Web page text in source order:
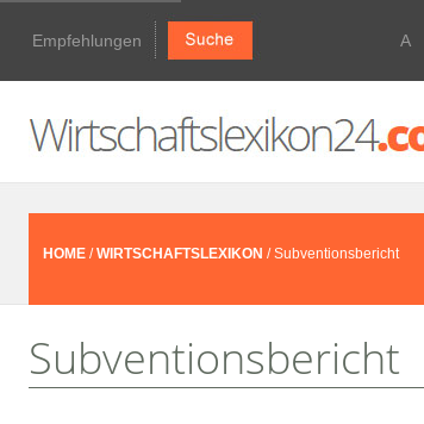
Empfehlungen A
HOME /WIRTSCHAFTSLEXIKON / Subventionsbericht
Subventionsbericht